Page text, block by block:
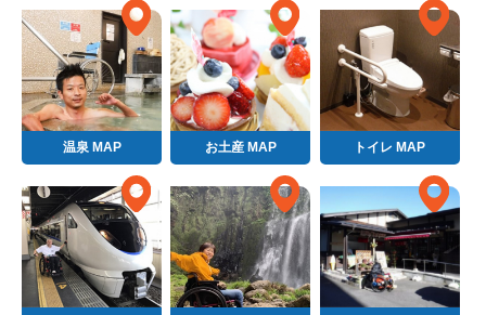
温泉 MAP お土産 MAP トイレ MAP